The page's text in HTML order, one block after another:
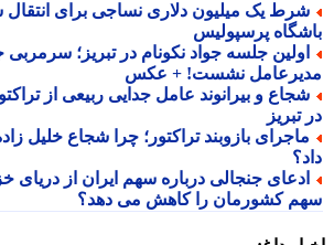
یک میلیون دلاری نساجی برای انتقال
پرسپولیس
جلسه جواد نکونام در تبریز؛ سرمربی جدید
نشست! + عکس
و بیرانوند عامل جدایی ربیعی از تراکتور
تبریز
بازوبند تراکتور؛ چرا شجاع خلیل زاده
جنجالی درباره سهم ایران از دریای خزر؛
کشورمان را کاهش می دهد؟